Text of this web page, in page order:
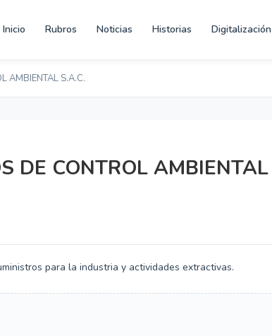
Inicio Rubros Noticias Historias Digitalización
AMBIENTAL S.A.C.
DE CONTROL AMBIENTAL
para la industria y actividades extractivas.